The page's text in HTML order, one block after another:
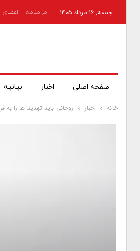
جمعه, ۱۶ مرداد ۱۴۰۵ مرامنامه
صفحه اصلی اخبار بیانیه
خانه اخبار روحانی باید تهدید ها را به